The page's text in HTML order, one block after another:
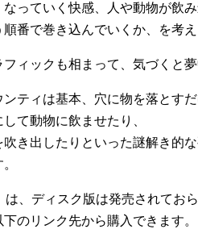
なっていく快感、人や動物が飲
番で巻き込んでいくか、を考え
ィックも相まって、気づくと
ンティは基本、穴に物を落とすだ
て動物に飲ませたり、
き出したりといった謎解き的
は、ディスク版は発売されてお
のリンク先から購入できます。